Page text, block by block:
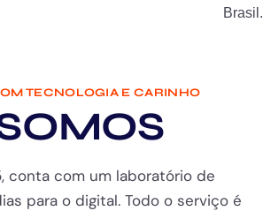
Brasil.
TECNOLOGIA E CARINHO
conta com um laboratório de
para o digital. Todo o serviço é